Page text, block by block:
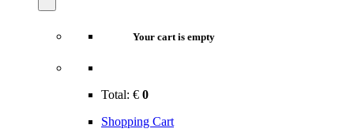
Your cart is empty
Total: € 0
Shopping Cart